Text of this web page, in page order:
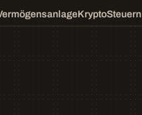
KryptoSteuern